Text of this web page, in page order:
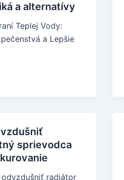
a alternatívy
Teplej Vody:
a Lepšie
sprievodca
radiátor